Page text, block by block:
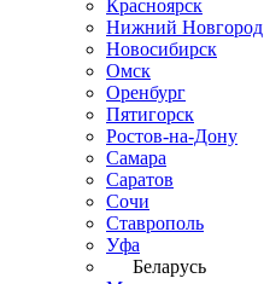
Красноярск
Нижний Новгород
Новосибирск
Омск
Оренбург
Пятигорск
Ростов-на-Дону
Самара
Саратов
Сочи
Ставрополь
Уфа
Беларусь